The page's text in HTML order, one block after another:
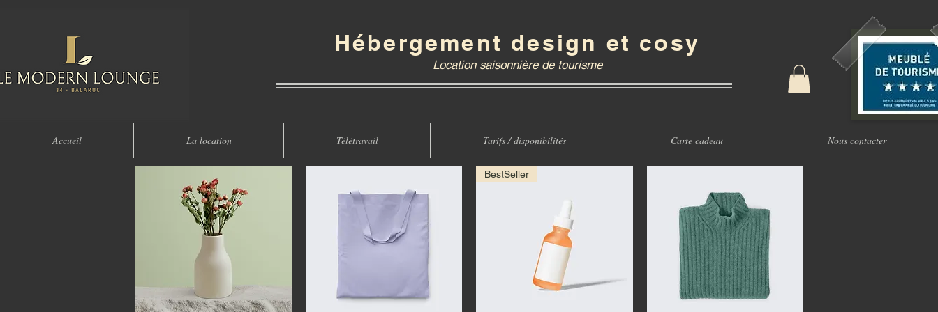
Hébergement design et cosy
Location saisonnière de tourisme
Accueil La location Télétravail Tarifs / disponibilités Carte cadeau Nous contacter
BestSeller